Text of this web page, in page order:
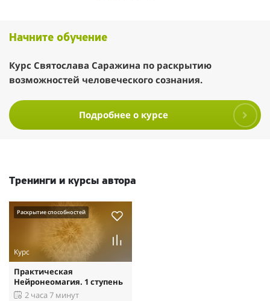
Начните обучение
Курс Святослава Саражина по раскрытию
возможностей человеческого сознания.
Подробнее о курсе
Тренинги и курсы автора
Раскрытие способностей
Курс
Практическая
Нейронеомагия. 1 ступень
2 часа 7 минут